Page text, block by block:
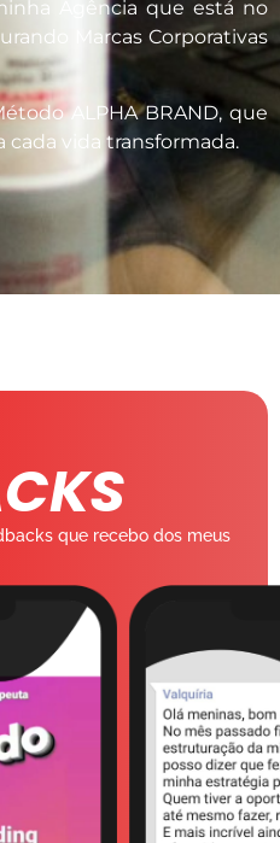
Agência que está no
Marcas Corporativas
ALPHA BRAND, que
vida transformada.
que recebo dos meus